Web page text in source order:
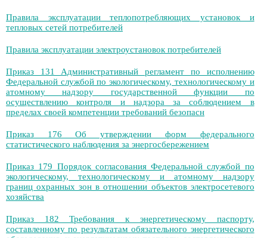
Правила эксплуатации теплопотребляющих установок и
тепловых сетей потребителей
Правила эксплуатации электроустановок потребителей
Приказ 131 Административный регламент по исполнению
Федеральной службой по экологическому, технологическому и
атомному надзору государственной функции по
осуществлению контроля и надзора за соблюдением в
пределах своей компетенции требований безопасн
Приказ 176 Об утверждении форм федерального
статистического наблюдения за энергосбережением
Приказ 179 Порядок согласования Федеральной службой по
экологическому, технологическому и атомному надзору
границ охранных зон в отношении объектов электросетевого
хозяйства
Приказ 182 Требования к энергетическому паспорту,
составленному по результатам обязательного энергетического